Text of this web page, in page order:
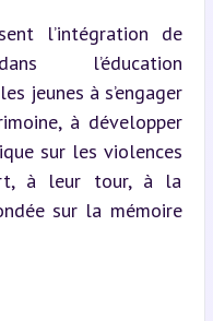
l’intégration de
l’éducation
jeunes à s’engager
à développer
sur les violences
à leur tour, à la
sur la mémoire